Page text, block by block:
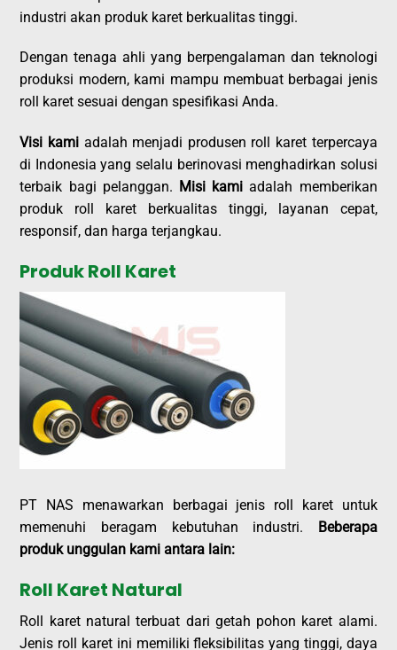
industri akan produk karet berkualitas tinggi.
Dengan tenaga ahli yang berpengalaman dan teknologi
produksi modern, kami mampu membuat berbagai jenis
roll karet sesuai dengan spesifikasi Anda.
Visi kami adalah menjadi produsen roll karet terpercaya
di Indonesia yang selalu berinovasi menghadirkan solusi
terbaik bagi pelanggan. Misi kami adalah memberikan
produk roll karet berkualitas tinggi, layanan cepat,
responsif, dan harga terjangkau.
Produk Roll Karet
PT NAS menawarkan berbagai jenis roll karet untuk
memenuhi beragam kebutuhan industri. Beberapa
produk unggulan kami antara lain:
Roll Karet Natural
Roll karet natural terbuat dari getah pohon karet alami.
Jenis roll karet ini memiliki fleksibilitas yang tinggi, daya